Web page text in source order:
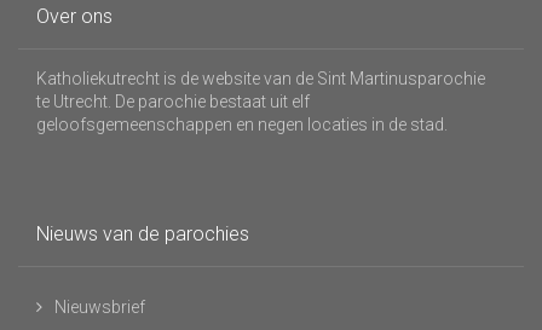
Over ons
Katholiekutrecht is de website van de Sint Martinusparochie
te Utrecht. De parochie bestaat uit elf
geloofsgemeenschappen en negen locaties in de stad.
Nieuws van de parochies
Nieuwsbrief